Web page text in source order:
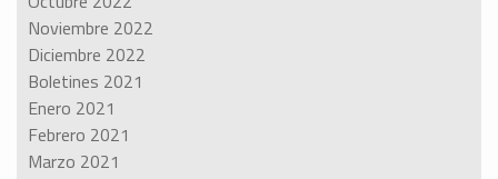
Noviembre 2022
Diciembre 2022
Boletines 2021
Enero 2021
Febrero 2021
Marzo 2021